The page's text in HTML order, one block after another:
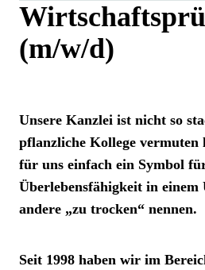
(m/w/d)
Unsere Kanzlei ist nicht so
pflanzliche Kollege vermuten
für uns einfach ein Symbol
Überlebensfähigkeit in einem
andere „zu trocken“ nennen.
Seit 1998 haben wir im